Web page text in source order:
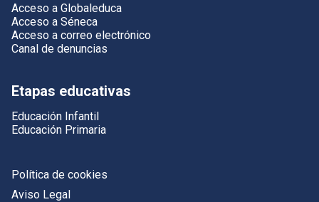
Acceso a Globaleduca
Acceso a Séneca
Acceso a correo electrónico
Canal de denuncias
Etapas educativas
Educación Infantil
Educación Primaria
Política de cookies
Aviso Legal